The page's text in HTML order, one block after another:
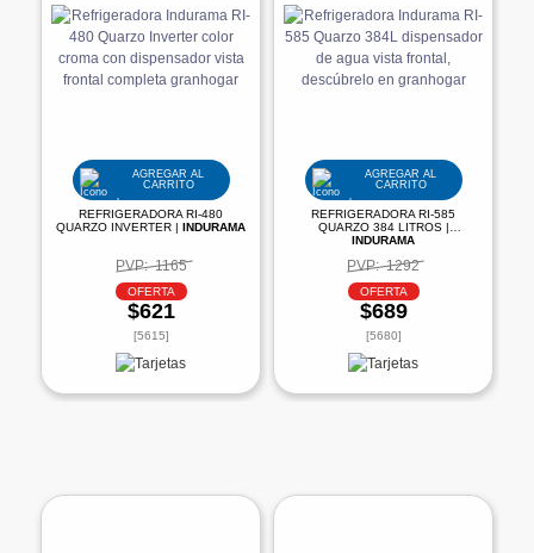
AGREGAR AL
CARRITO
REFRIGERADORA RI-480
QUARZO INVERTER | INDURAMA
PVP: 1165
OFERTA
$621
[5615]
AGREGAR AL
CARRITO
REFRIGERADORA RI-585
QUARZO 384 LITROS |
INDURAMA
PVP: 1292
OFERTA
$689
[5680]